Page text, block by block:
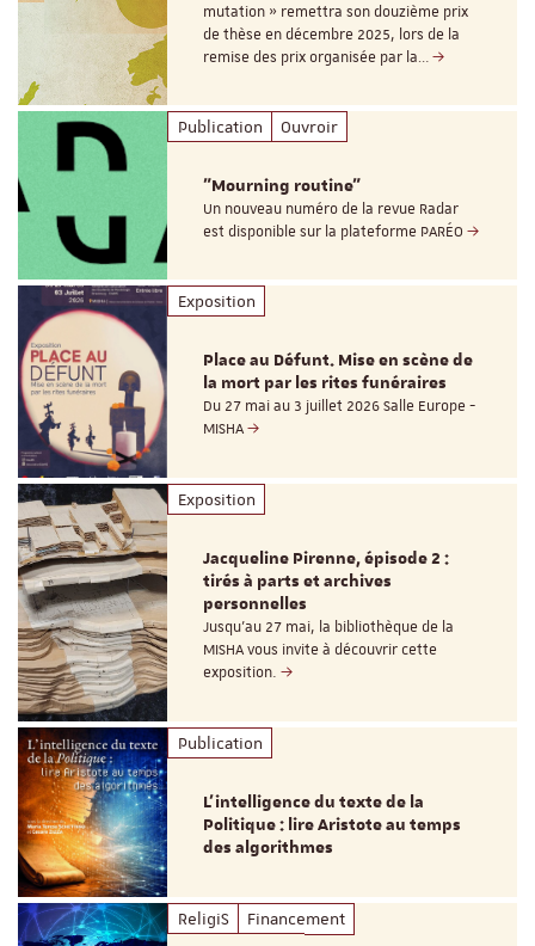
mutation » remettra son douzième prix
de thèse en décembre 2025, lors de la
remise des prix organisée par la…
Publication Ouvroir
"Mourning routine"
Un nouveau numéro de la revue Radar
est disponible sur la plateforme PARÉO
Exposition
Place au Défunt. Mise en scène de
la mort par les rites funéraires
Du 27 mai au 3 juillet 2026 Salle Europe -
MISHA
Exposition
Jacqueline Pirenne, épisode 2 :
tirés à parts et archives
personnelles
Jusqu’au 27 mai, la bibliothèque de la
MISHA vous invite à découvrir cette
exposition.
Publication
L’intelligence du texte de la
Politique : lire Aristote au temps
des algorithmes
ReligiS Financement